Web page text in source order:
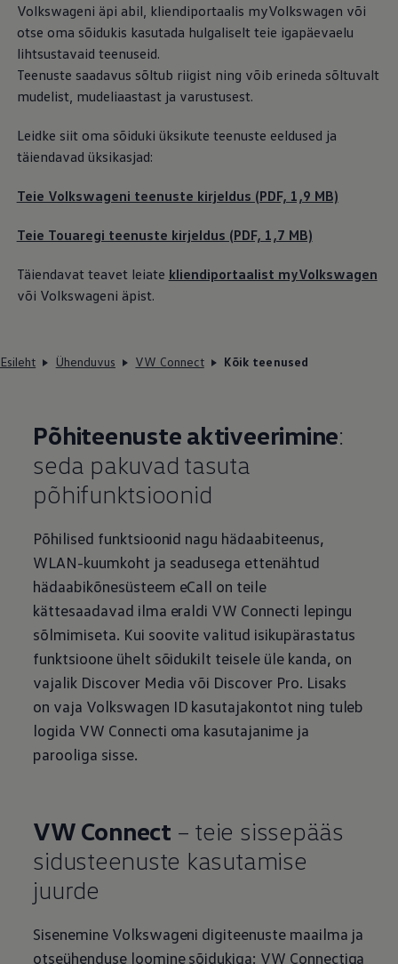
Volkswageni äpi abil, kliendiportaalis myVolkswagen või
otse oma sõidukis kasutada hulgaliselt teie igapäevaelu
lihtsustavaid teenuseid.
Teenuste saadavus sõltub riigist ning võib erineda sõltuvalt
mudelist, mudeliaastast ja varustusest.
Leidke siit oma sõiduki üksikute teenuste eeldused ja
täiendavad üksikasjad:
Teie Volkswageni teenuste kirjeldus (PDF, 1,9 MB)
Teie Touaregi teenuste kirjeldus (PDF, 1,7 MB)
Täiendavat teavet leiate kliendiportaalist myVolkswagen
või Volkswageni äpist.
Esileht Ühenduvus VW Connect Kõik teenused
Põhiteenuste aktiveerimine:
seda pakuvad tasuta
põhifunktsioonid
Põhilised funktsioonid nagu hädaabiteenus,
WLAN-kuumkoht ja seadusega ettenähtud
hädaabikõnesüsteem eCall on teile
kättesaadavad ilma eraldi VW Connecti lepingu
sõlmimiseta. Kui soovite valitud isikupärastatus
funktsioone ühelt sõidukilt teisele üle kanda, on
vajalik Discover Media või Discover Pro. Lisaks
on vaja Volkswagen ID kasutajakontot ning tuleb
logida VW Connecti oma kasutajanime ja
parooliga sisse.
VW Connect – teie sissepääs
sidusteenuste kasutamise
juurde
Sisenemine Volkswageni digiteenuste maailma ja
otseühenduse loomine sõidukiga: VW Connectiga